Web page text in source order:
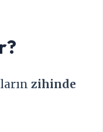
zihinde